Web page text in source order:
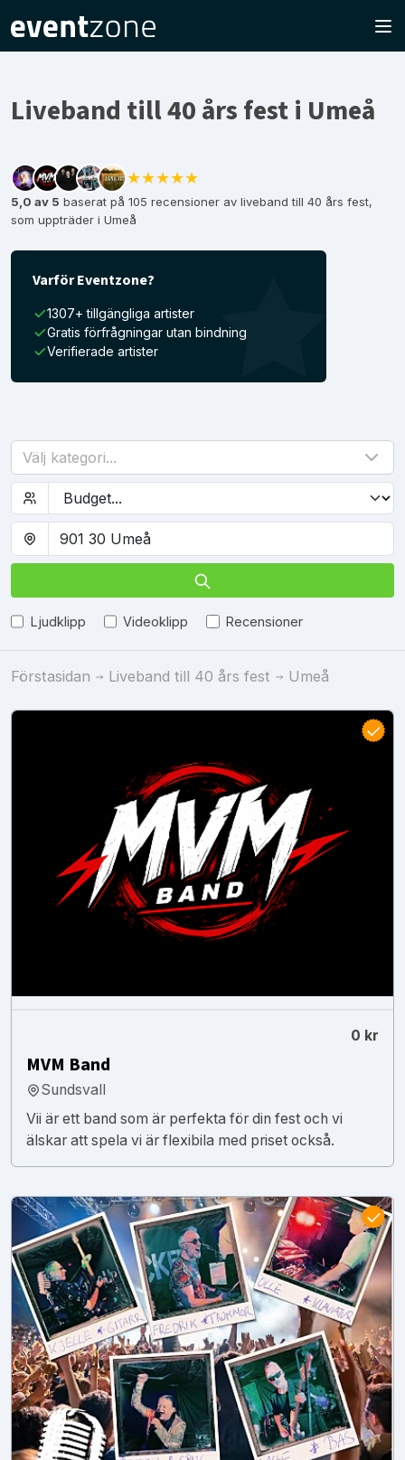
Liveband till 40 års fest i Umeå
★★★★★
5,0 av 5 baserat på 105 recensioner av liveband till 40 års fest,
som uppträder i Umeå
Varför Eventzone?
1307+ tillgängliga artister
Gratis förfrågningar utan bindning
Verifierade artister
Välj kategori...
Ljudklipp Videoklipp Recensioner
Förstasidan Liveband till 40 års fest Umeå
0 kr
MVM Band
Sundsvall
Vii är ett band som är perfekta för din fest och vi
älskar att spela vi är flexibila med priset också.